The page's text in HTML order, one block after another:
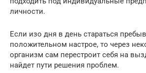
личности.
Если изо дня в день стараться
положительном настрое, то через
организм сам перестроит себя на
найдет пути решения проблем.